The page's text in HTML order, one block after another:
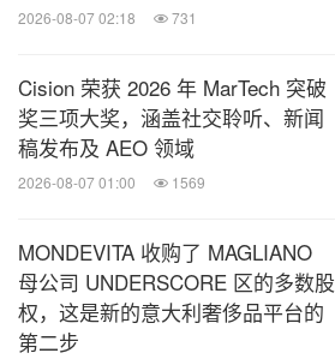
2026-08-07 02:18 731
Cision 荣获 2026 年 MarTech 突破
奖三项大奖，涵盖社交聆听、新闻
稿发布及 AEO 领域
2026-08-07 01:00 1569
MONDEVITA 收购了 MAGLIANO
母公司 UNDERSCORE 区的多数股
权，这是新的意大利奢侈品平台的
第二步